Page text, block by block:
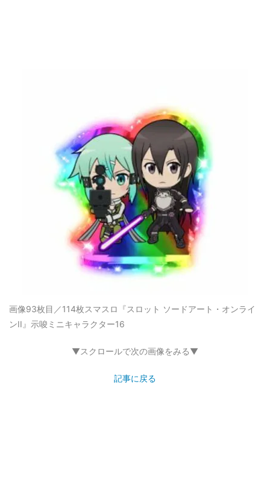
画像93枚目／114枚スマスロ『スロット ソードアート・オンライ
ンII』示唆ミニキャラクター16
▼スクロールで次の画像をみる▼
記事に戻る